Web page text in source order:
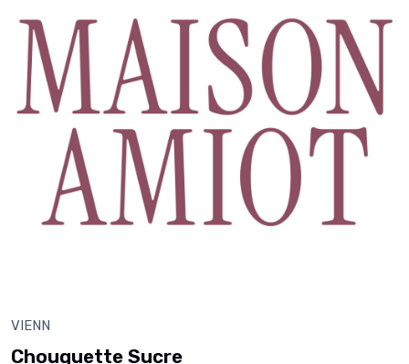
VIENN
Chouquette Sucre